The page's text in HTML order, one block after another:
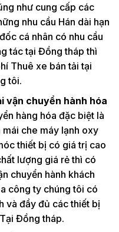
như cung cấp các
nhu cầu Hán dài hạn
cá nhân có nhu cầu
tác tại Đồng tháp thì
Thuê xe bán tải tại
tôi.
vận chuyển hành hóa
hàng hóa đặc biệt là
che máy lạnh oxy
thiết bị có giá trị cao
lượng giá rẻ thì có
chuyển hành khách
công ty chúng tôi có
và đầy đủ các thiết bị
Đồng tháp.